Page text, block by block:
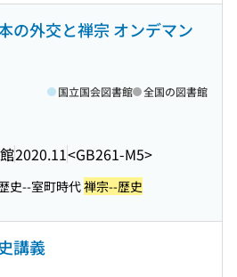
の外交と禅宗 オンデマン
2020.11<GB261-M5>
国立国会図書館 全国の図書館
史--室町時代禅宗--歴史
講義